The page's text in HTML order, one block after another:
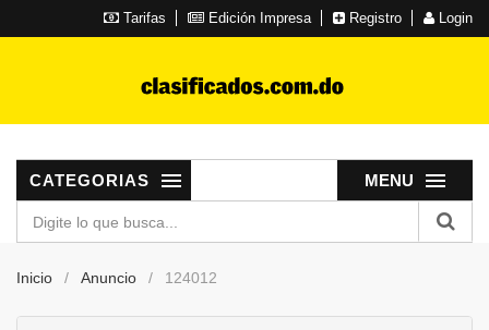
Tarifas Edición Impresa Registro Login
MENU
CATEGORIAS
Inicio Anuncio 124012